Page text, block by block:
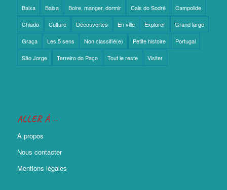
Baixa Baixa Boire, manger, dormir Cais do Sodré Campolide
Chiado Culture Découvertes En ville Explorer Grand large
Graça Les 5 sens Non classifié(e) Petite histoire Portugal
São Jorge Terreiro do Paço Tout le reste Visiter
ALLER À …
A propos
Nous contacter
Mentions légales